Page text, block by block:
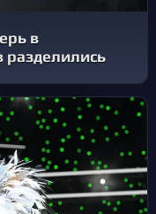
в
разделились